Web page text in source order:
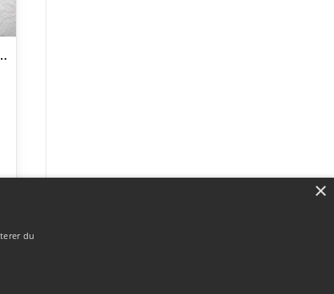
Stern brædder
×
du